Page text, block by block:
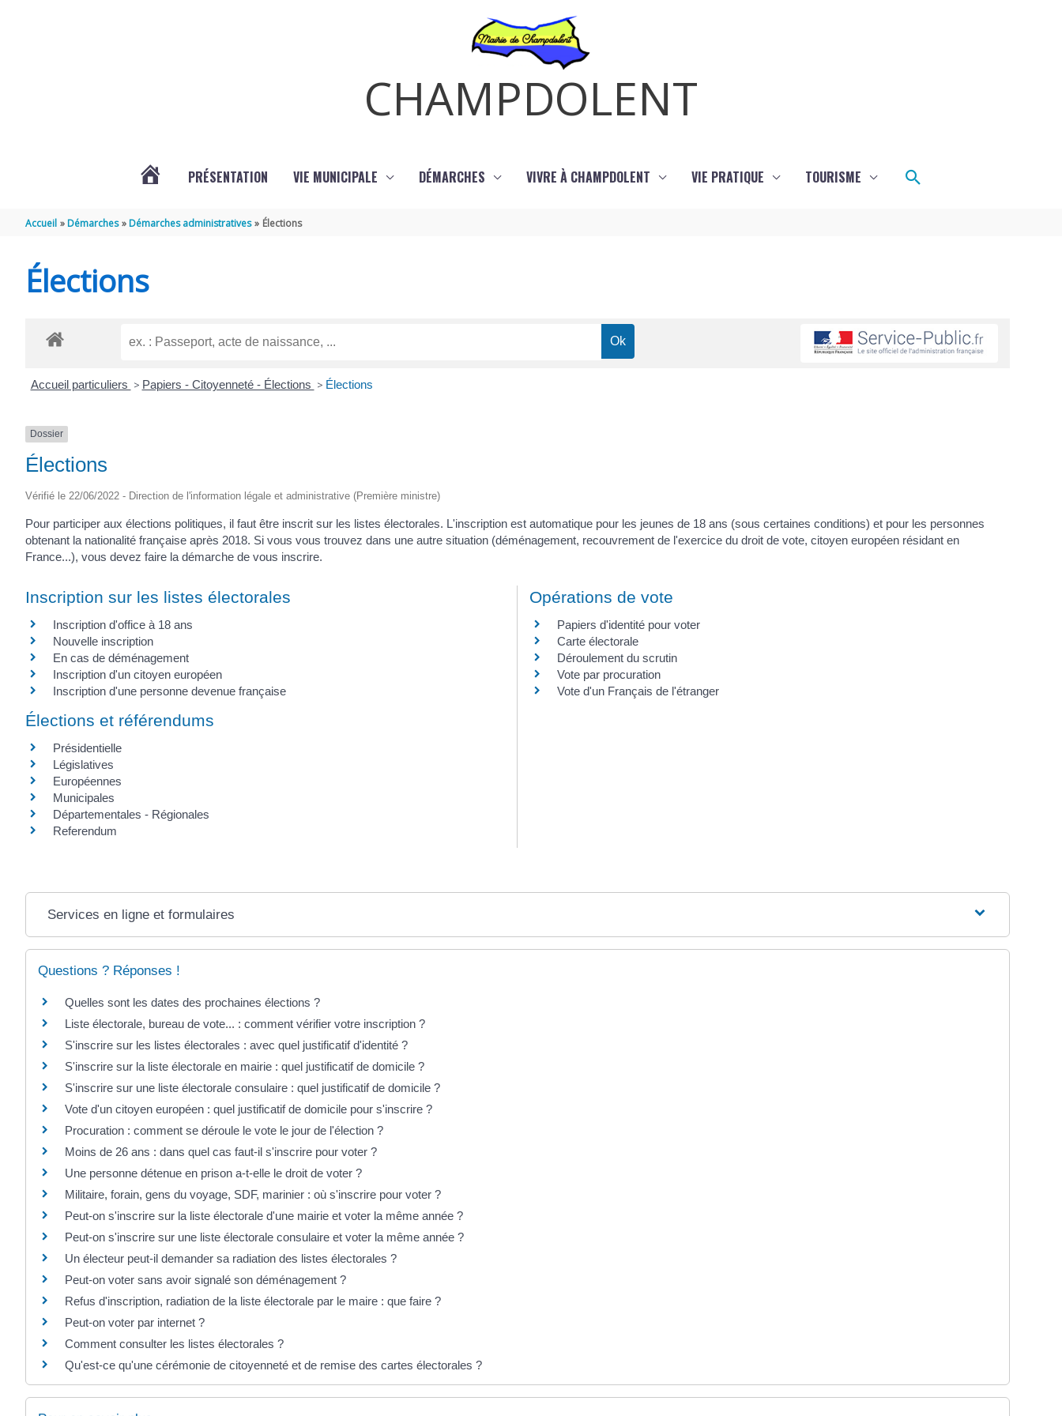
CHAMPDOLENT
PRÉSENTATION VIE MUNICIPALE DÉMARCHES VIVRE À CHAMPDOLENT VIE PRATIQUE TOURISME Rechercher
Accueil Démarches Démarches administratives Élections
Élections
Accueil particuliers > Papiers - Citoyenneté - Élections > Élections
Dossier
Élections
Vérifié le 22/06/2022 - Direction de l'information légale et administrative (Première ministre)
Pour participer aux élections politiques, il faut être inscrit sur les listes électorales. L'inscription est automatique pour les jeunes de 18 ans (sous certaines conditions) et pour les personnes
obtenant la nationalité française après 2018. Si vous vous trouvez dans une autre situation (déménagement, recouvrement de l'exercice du droit de vote, citoyen européen résidant en
France...), vous devez faire la démarche de vous inscrire.
Inscription sur les listes électorales
Inscription d'office à 18 ans
Nouvelle inscription
En cas de déménagement
Inscription d'un citoyen européen
Inscription d'une personne devenue française
Opérations de vote
Papiers d'identité pour voter
Carte électorale
Déroulement du scrutin
Vote par procuration
Vote d'un Français de l'étranger
Élections et référendums
Présidentielle
Législatives
Européennes
Municipales
Départementales - Régionales
Referendum
Services en ligne et formulaires
Questions ? Réponses !
Quelles sont les dates des prochaines élections ?
Liste électorale, bureau de vote... : comment vérifier votre inscription ?
S'inscrire sur les listes électorales : avec quel justificatif d'identité ?
S'inscrire sur la liste électorale en mairie : quel justificatif de domicile ?
S'inscrire sur une liste électorale consulaire : quel justificatif de domicile ?
Vote d'un citoyen européen : quel justificatif de domicile pour s'inscrire ?
Procuration : comment se déroule le vote le jour de l'élection ?
Moins de 26 ans : dans quel cas faut-il s'inscrire pour voter ?
Une personne détenue en prison a-t-elle le droit de voter ?
Militaire, forain, gens du voyage, SDF, marinier : où s'inscrire pour voter ?
Peut-on s'inscrire sur la liste électorale d'une mairie et voter la même année ?
Peut-on s'inscrire sur une liste électorale consulaire et voter la même année ?
Un électeur peut-il demander sa radiation des listes électorales ?
Peut-on voter sans avoir signalé son déménagement ?
Refus d'inscription, radiation de la liste électorale par le maire : que faire ?
Peut-on voter par internet ?
Comment consulter les listes électorales ?
Qu'est-ce qu'une cérémonie de citoyenneté et de remise des cartes électorales ?